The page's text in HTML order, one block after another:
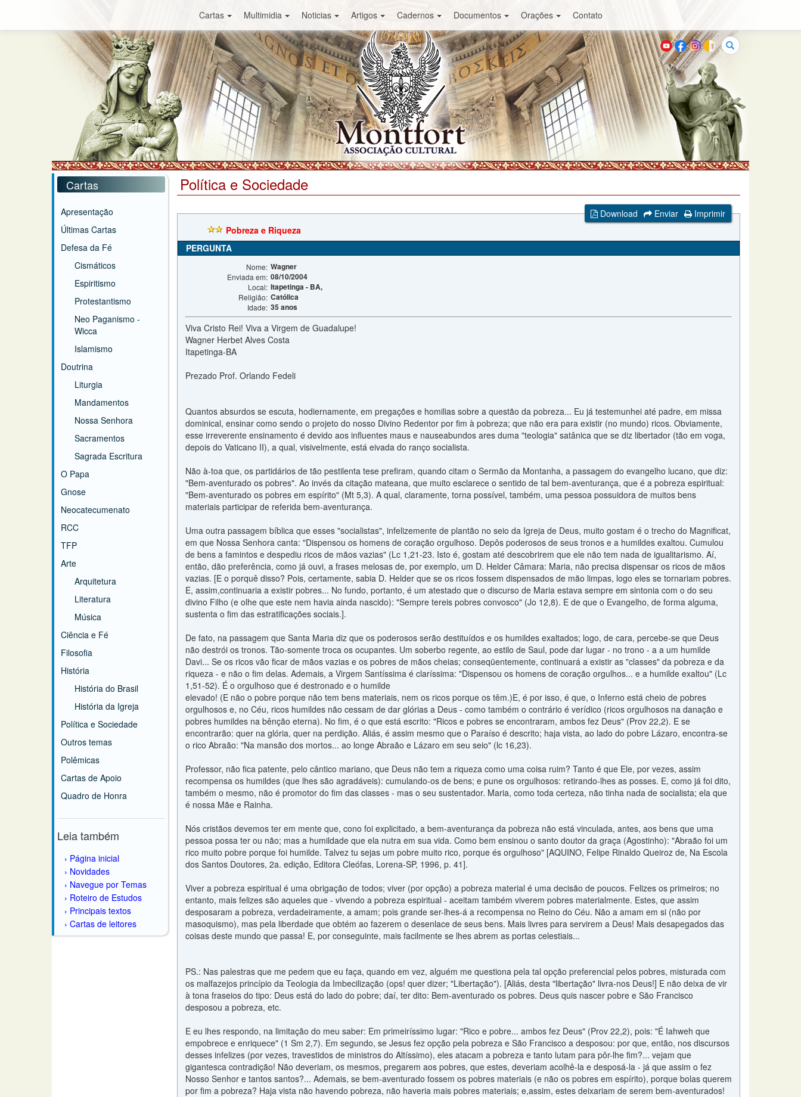
Cartas Multimidia Noticias Artigos Cadernos Documentos Orações Contato
Buscar
Cartas
Apresentação
Últimas Cartas
Defesa da Fé
Cismáticos
Espiritismo
Protestantismo
Neo Paganismo -
Wicca
Islamismo
Doutrina
Liturgia
Mandamentos
Nossa Senhora
Sacramentos
Sagrada Escritura
O Papa
Gnose
Neocatecumenato
RCC
TFP
Arte
Arquitetura
Literatura
Música
Ciência e Fé
Filosofia
História
História do Brasil
História da Igreja
Política e Sociedade
Outros temas
Polêmicas
Cartas de Apoio
Quadro de Honra
Leia também
Página inicial
Novidades
Navegue por Temas
Roteiro de Estudos
Principais textos
Cartas de leitores
Política e Sociedade
Download Enviar
Imprimir
Pobreza e Riqueza
PERGUNTA
Nome: Wagner
Enviada em: 08/10/2004
Local: Itapetinga - BA,
Religião: Católica
Idade: 35 anos
Viva Cristo Rei! Viva a Virgem de Guadalupe!
Wagner Herbet Alves Costa
Itapetinga-BA
Prezado Prof. Orlando Fedeli
Quantos absurdos se escuta, hodiernamente, em pregações e homilias sobre a questão da pobreza... Eu já testemunhei até padre, em missa
dominical, ensinar como sendo o projeto do nosso Divino Redentor por fim à pobreza; que não era para existir (no mundo) ricos. Obviamente,
esse irreverente ensinamento é devido aos influentes maus e nauseabundos ares duma "teologia" satânica que se diz libertador (tão em voga,
depois do Vaticano II), a qual, visivelmente, está eivada do ranço socialista.
Não à-toa que, os partidários de tão pestilenta tese prefiram, quando citam o Sermão da Montanha, a passagem do evangelho lucano, que diz:
"Bem-aventurado os pobres". Ao invés da citação mateana, que muito esclarece o sentido de tal bem-aventurança, que é a pobreza espiritual:
"Bem-aventurado os pobres em espírito" (Mt 5,3). A qual, claramente, torna possível, também, uma pessoa possuidora de muitos bens
materiais participar de referida bem-aventurança.
Uma outra passagem bíblica que esses "socialistas", infelizemente de plantão no seio da Igreja de Deus, muito gostam é o trecho do Magnificat,
em que Nossa Senhora canta: "Dispensou os homens de coração orgulhoso. Depôs poderosos de seus tronos e a humildes exaltou. Cumulou
de bens a famintos e despediu ricos de mãos vazias" (Lc 1,21-23. Isto é, gostam até descobrirem que ele não tem nada de igualitarismo. Aí,
então, dão preferência, como já ouvi, a frases melosas de, por exemplo, um D. Helder Câmara: Maria, não precisa dispensar os ricos de mãos
vazias. [E o porquê disso? Pois, certamente, sabia D. Helder que se os ricos fossem dispensados de mão limpas, logo eles se tornariam pobres.
E, assim,continuaria a existir pobres... No fundo, portanto, é um atestado que o discurso de Maria estava sempre em sintonia com o do seu
divino Filho (e olhe que este nem havia ainda nascido): "Sempre tereis pobres convosco" (Jo 12,8). E de que o Evangelho, de forma alguma,
sustenta o fim das estratificações sociais.].
De fato, na passagem que Santa Maria diz que os poderosos serão destituídos e os humildes exaltados; logo, de cara, percebe-se que Deus
não destrói os tronos. Tão-somente troca os ocupantes. Um soberbo regente, ao estilo de Saul, pode dar lugar - no trono - a a um humilde
Davi... Se os ricos vão ficar de mãos vazias e os pobres de mãos cheias; conseqüentemente, continuará a existir as "classes" da pobreza e da
riqueza - e não o fim delas. Ademais, a Virgem Santíssima é claríssima: "Dispensou os homens de coração orgulhos... e a humilde exaltou" (Lc
1,51-52). É o orgulhoso que é destronado e o humilde
elevado! (E não o pobre porque não tem bens materiais, nem os ricos porque os têm.)E, é por isso, é que, o Inferno está cheio de pobres
orgulhosos e, no Céu, ricos humildes não cessam de dar glórias a Deus - como também o contrário é verídico (ricos orgulhosos na danação e
pobres humildes na bênção eterna). No fim, é o que está escrito: "Ricos e pobres se encontraram, ambos fez Deus" (Prov 22,2). E se
encontrarão: quer na glória, quer na perdição. Aliás, é assim mesmo que o Paraíso é descrito; haja vista, ao lado do pobre Lázaro, encontra-se
o rico Abraão: "Na mansão dos mortos... ao longe Abraão e Lázaro em seu seio" (lc 16,23).
Professor, não fica patente, pelo cântico mariano, que Deus não tem a riqueza como uma coisa ruim? Tanto é que Ele, por vezes, assim
recompensa os humildes (que lhes são agradáveis): cumulando-os de bens; e pune os orgulhosos: retirando-lhes as posses. E, como já foi dito,
também o mesmo, não é promotor do fim das classes - mas o seu sustentador. Maria, como toda certeza, não tinha nada de socialista; ela que
é nossa Mãe e Rainha.
Nós cristãos devemos ter em mente que, cono foi explicitado, a bem-aventurança da pobreza não está vinculada, antes, aos bens que uma
pessoa possa ter ou não; mas a humildade que ela nutra em sua vida. Como bem ensinou o santo doutor da graça (Agostinho): "Abraão foi um
rico muito pobre porque foi humilde. Talvez tu sejas um pobre muito rico, porque és orgulhoso" [AQUINO, Felipe Rinaldo Queiroz de, Na Escola
dos Santos Doutores, 2a. edição, Editora Cleófas, Lorena-SP, 1996, p. 41].
Viver a pobreza espiritual é uma obrigação de todos; viver (por opção) a pobreza material é uma decisão de poucos. Felizes os primeiros; no
entanto, mais felizes são aqueles que - vivendo a pobreza espiritual - aceitam também viverem pobres materialmente. Estes, que assim
desposaram a pobreza, verdadeiramente, a amam; pois grande ser-lhes-á a recompensa no Reino do Céu. Não a amam em si (não por
masoquismo), mas pela liberdade que obtém ao fazerem o desenlace de seus bens. Mais livres para servirem a Deus! Mais desapegados das
coisas deste mundo que passa! E, por conseguinte, mais facilmente se lhes abrem as portas celestiais...
PS.: Nas palestras que me pedem que eu faça, quando em vez, alguém me questiona pela tal opção preferencial pelos pobres, misturada com
os malfazejos princípio da Teologia da Imbecilização (ops! quer dizer; "Libertação"). [Aliás, desta "libertação" livra-nos Deus!] E não deixa de vir
à tona fraseios do tipo: Deus está do lado do pobre; daí, ter dito: Bem-aventurado os pobres. Deus quis nascer pobre e São Francisco
desposou a pobreza, etc.
E eu lhes respondo, na limitação do meu saber: Em primeiríssimo lugar: "Rico e pobre... ambos fez Deus" (Prov 22,2), pois: "É Iahweh que
empobrece e enriquece" (1 Sm 2,7). Em segundo, se Jesus fez opção pela pobreza e São Francisco a desposou: por que, então, nos discursos
desses infelizes (por vezes, travestidos de ministros do Altíssimo), eles atacam a pobreza e tanto lutam para pôr-lhe fim?... vejam que
gigantesca contradição! Não deveriam, os mesmos, pregarem aos pobres, que estes, deveriam acolhê-la e desposá-la - já que assim o fez
Nosso Senhor e tantos santos?... Ademais, se bem-aventurado fossem os pobres materiais (e não os pobres em espírito), porque bolas querem
por fim a pobreza? Haja vista não havendo pobreza, não haveria mais pobres materiais; e,assim, estes deixariam de serem bem-aventurados!